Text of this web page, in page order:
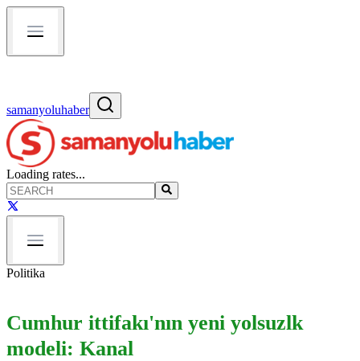
samanyoluhaber
Loading rates...
Politika
Cumhur ittifakı'nın yeni yolsuzlk
modeli: Kanal